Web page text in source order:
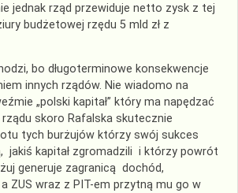
jednak rząd przewiduje netto zysk z tej
budżetowej rzędu 5 mld zł z
bo długoterminowe konsekwencje
innych rządów. Nie wiadomo na
„polski kapitał” który ma napędzać
skoro Rafalska skutecznie
tych burżujów którzy swój sukces
jakiś kapitał zgromadzili i którzy powrót
generuje zagranicą dochód,
ZUS wraz z PIT-em przytną mu go w